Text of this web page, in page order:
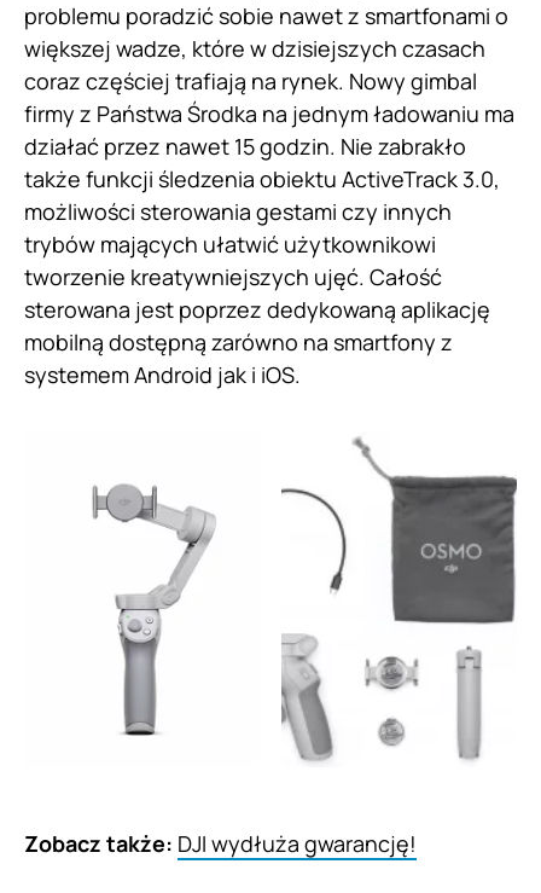
problemu poradzić sobie nawet z smartfonami o
większej wadze, które w dzisiejszych czasach
coraz częściej trafiają na rynek. Nowy gimbal
firmy z Państwa Środka na jednym ładowaniu ma
działać przez nawet 15 godzin. Nie zabrakło
także funkcji śledzenia obiektu ActiveTrack 3.0,
możliwości sterowania gestami czy innych
trybów mających ułatwić użytkownikowi
tworzenie kreatywniejszych ujęć. Całość
sterowana jest poprzez dedykowaną aplikację
mobilną dostępną zarówno na smartfony z
systemem Android jak i iOS.
Zobacz także: DJI wydłuża gwarancję!